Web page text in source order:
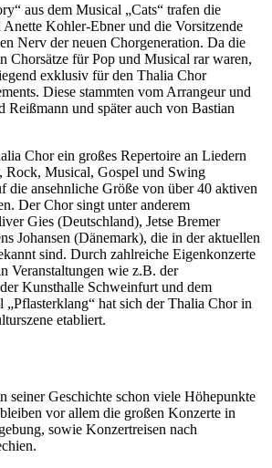
aus dem Musical „Cats“ trafen die
Kohler-Ebner und die Vorsitzende
Nerv der neuen Chorgeneration. Da die
Chorsätze für Pop und Musical rar waren,
exklusiv für den Thalia Chor
Diese stammten vom Arrangeur und
Reißmann und später auch von Bastian
Chor ein großes Repertoire an Liedern
Rock, Musical, Gospel und Swing
die ansehnliche Größe von über 40 aktiven
Der Chor singt unter anderem
Gies (Deutschland), Jetse Bremer
Johansen (Dänemark), die in der aktuellen
sind. Durch zahlreiche Eigenkonzerte
Veranstaltungen wie z.B. der
Kunsthalle Schweinfurt und dem
„Pflasterklang“ hat sich der Thalia Chor in
etabliert.
seiner Geschichte schon viele Höhepunkte
vor allem die großen Konzerte in
sowie Konzertreisen nach